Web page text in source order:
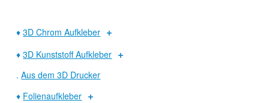
♦3D Chrom Aufkleber
♦3D Kunststoff Aufkleber
.Aus dem 3D Drucker
♦ Folienaufkleber